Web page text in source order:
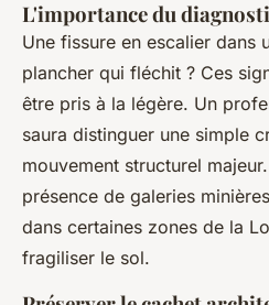
L'importance du
Une fissure en escalier dans
plancher qui fléchit ? Ces
être pris à la légère. Un
saura distinguer une simple
mouvement structurel
présence de galeries
dans certaines zones de la
fragiliser le sol.